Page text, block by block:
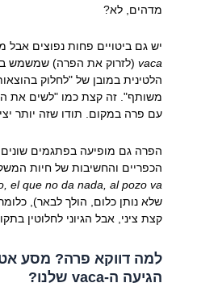
מדהים, לא?
יש גם ביטויים פחות נפוצים אבל
vaca(לזרוק את הפרה) שמשמש
הלטינית במובן של "לחלוק
משותף". זה קצת כמו "לשים את
עם פרה במקום. תודו שזה יותר
הפרה גם מופיעה בפתגמים
הכפריים והחשיבות של חיות
el que no da nada, al pozo va."
שלא נותן כלום, הולך לבאר),
קצת ציני, אבל הגיוני לחלוטין
למה דווקא פרה? מסע
הגיעה ה-vaca שלנו?